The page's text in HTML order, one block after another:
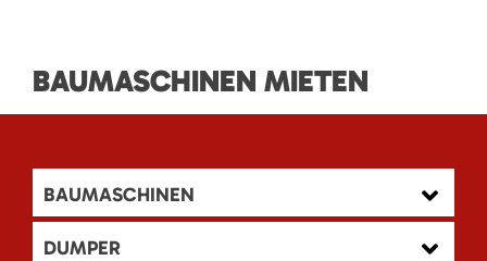
BAUMASCHINEN MIETEN
BAUMASCHINEN
DUMPER